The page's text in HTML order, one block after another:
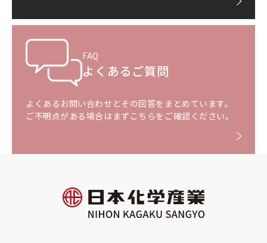
FAQ
よくあるご質問
よくあるお問い合わせとその回答をまとめています。
ご不明点がある場合はまずこちらをご確認ください。